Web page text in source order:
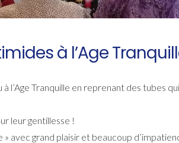
à l’Age
l’Age Tranquille en reprenant des tubes
leur gentillesse !
» avec grand plaisir et beaucoup